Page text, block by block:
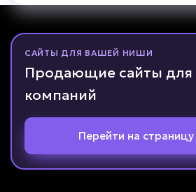
САЙТЫ ДЛЯ ВАШЕЙ НИШИ
Продающие сайты для
компаний
Перейти на страницу